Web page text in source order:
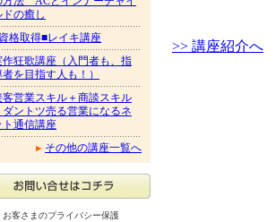
ドの癒し
格取得■レイキ講座
作狂歌講座（入門者も、指
者を目指す人も！）
客営業スキル＋商談スキル
ダントツ売る営業になるネ
ト通信講座
その他の講座一覧へ
お客さまのプライバシー保護
>> 講座紹介へ